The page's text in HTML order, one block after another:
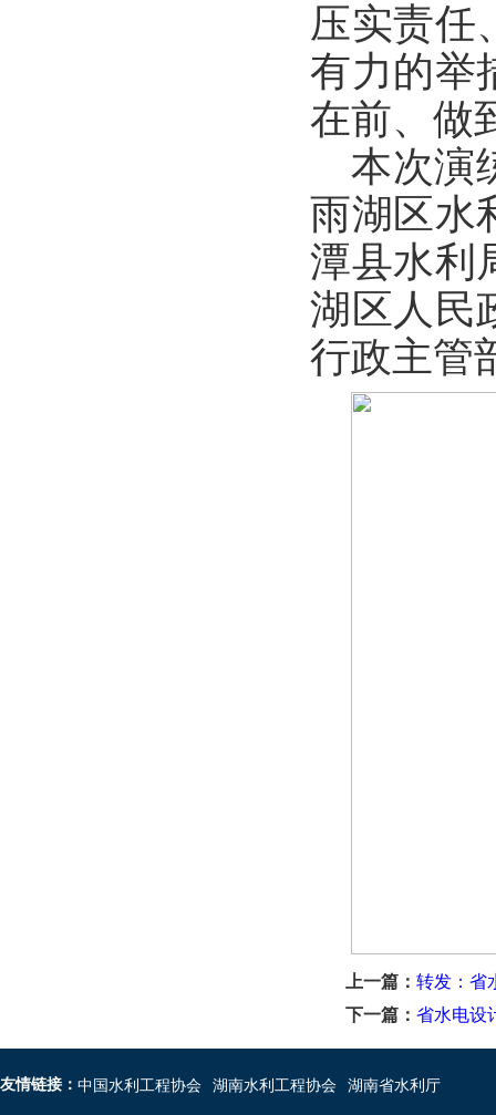
压实责任
有力的举
在前、做
本次演
雨湖区水
潭县水利
湖区人民
行政主管
上一篇： 转发：省
下一篇： 省水电设
友情链接： 中国水利工程协会 湖南水利工程协会 湖南省水利厅